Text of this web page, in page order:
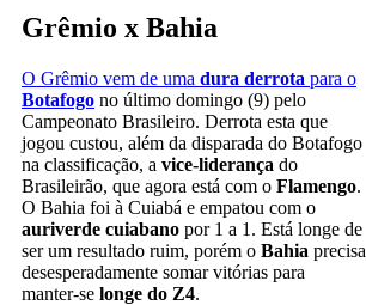
Grêmio x Bahia
O Grêmio vem de uma dura derrota para o
Botafogo no último domingo (9) pelo
Campeonato Brasileiro. Derrota esta que
jogou custou, além da disparada do Botafogo
na classificação, a vice-liderança do
Brasileirão, que agora está com o Flamengo.
O Bahia foi à Cuiabá e empatou com o
auriverde cuiabano por 1 a 1. Está longe de
ser um resultado ruim, porém o Bahia precisa
desesperadamente somar vitórias para
manter-se longe do Z4.